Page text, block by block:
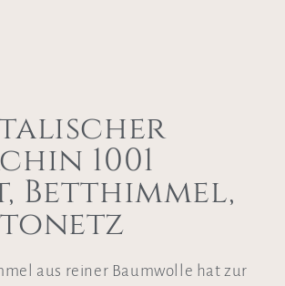
1001
Betthimmel,
aus reiner Baumwolle hat zur